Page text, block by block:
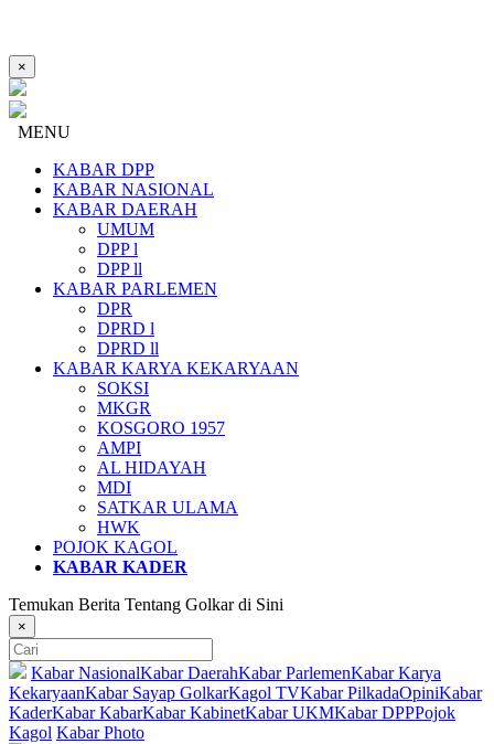
×
MENU
KABAR DPP
KABAR NASIONAL
KABAR DAERAH
UMUM
DPP l
DPP ll
KABAR PARLEMEN
DPR
DPRD l
DPRD ll
KABAR KARYA KEKARYAAN
SOKSI
MKGR
KOSGORO 1957
AMPI
AL HIDAYAH
MDI
SATKAR ULAMA
HWK
POJOK KAGOL
KABAR KADER
Temukan Berita Tentang Golkar di Sini
×
Kabar NasionalKabar DaerahKabar ParlemenKabar Karya
KekaryaanKabar Sayap GolkarKagol TVKabar PilkadaOpiniKabar
KaderKabar KabarKabar KabinetKabar UKMKabar DPPPojok
Kagol Kabar Photo